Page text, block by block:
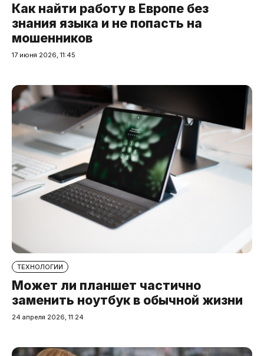
Как найти работу в Европе без
знания языка и не попасть на
мошенников
17 июня 2026, 11:45
ТЕХНОЛОГИИ
Может ли планшет частично
заменить ноутбук в обычной жизни
24 апреля 2026, 11:24